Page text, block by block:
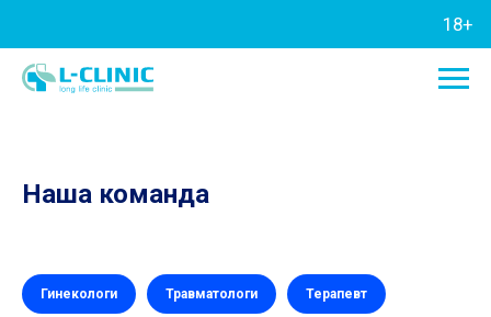
Наша команда
Гинекологи Травматологи Терапевт